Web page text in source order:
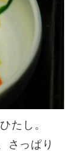
たし。
さっぱり